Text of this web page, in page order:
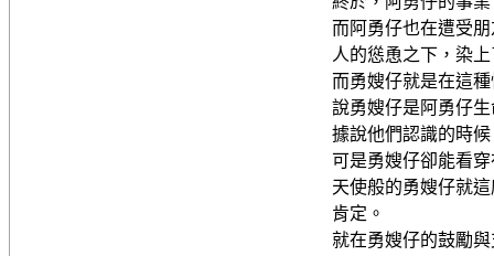
而阿勇仔也在遭受
人的慫恿之下，染
而勇嫂仔就是在這
說勇嫂仔是阿勇仔
據說他們認識的時
可是勇嫂仔卻能看
天使般的勇嫂仔就
肯定。
就在勇嫂仔的鼓勵